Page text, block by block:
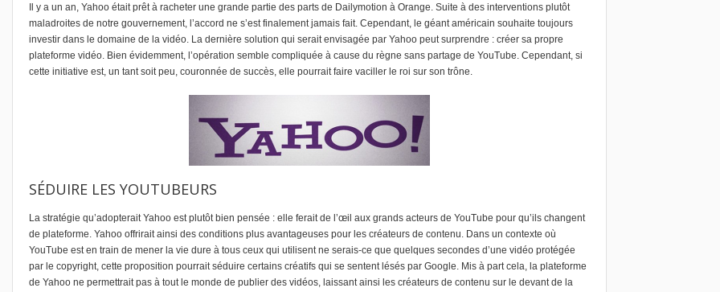
Il y a un an, Yahoo était prêt à racheter une grande partie des parts de Dailymotion à Orange Suite à des interventions plutôt
maladroites de notre gouvernement, l’accord ne s’est finalement jamais fait. Cependant, le géant américain souhaite toujours
investir dans le domaine de la vidéo. La dernière solution qui serait envisagée par Yahoo peut surprendre : créer sa propre
plateforme vidéo. Bien évidemment, l’opération semble compliquée à cause du règne sans partage de YouTube. Cependant, si
cette initiative est, un tant soit peu, couronnée de succès, elle pourrait faire vaciller le roi sur son trône.
SÉDUIRE LES YOUTUBEURS
La stratégie qu’adopterait Yahoo est plutôt bien pensée : elle ferait de l’œil aux grands acteurs de YouTube pour qu’ils changent
de plateforme. Yahoo offrirait ainsi des conditions plus avantageuses pour les créateurs de contenu. Dans un contexte où
YouTube est en train de mener la vie dure à tous ceux qui utilisent ne serais-ce que quelques secondes d’une vidéo protégée
par le copyright, cette proposition pourrait séduire certains créatifs qui se sentent lésés par Google. Mis à part cela, la plateforme
de Yahoo ne permettrait pas à tout le monde de publier des vidéos, laissant ainsi les créateurs de contenu sur le devant de la